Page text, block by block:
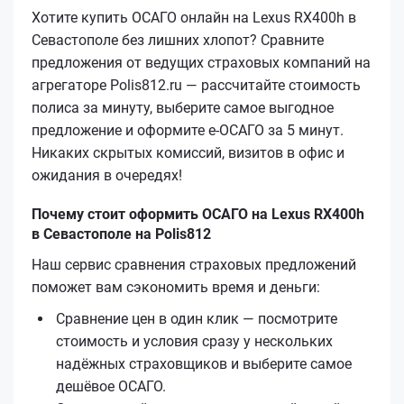
Хотите купить ОСАГО онлайн на Lexus RX400h в
Севастополе без лишних хлопот? Сравните
предложения от ведущих страховых компаний на
агрегаторе Polis812.ru — рассчитайте стоимость
полиса за минуту, выберите самое выгодное
предложение и оформите е‑ОСАГО за 5 минут.
Никаких скрытых комиссий, визитов в офис и
ожидания в очередях!
Почему стоит оформить ОСАГО на Lexus RX400h
в Севастополе на Polis812
Наш сервис сравнения страховых предложений
поможет вам сэкономить время и деньги:
Сравнение цен в один клик — посмотрите
стоимость и условия сразу у нескольких
надёжных страховщиков и выберите самое
дешёвое ОСАГО.